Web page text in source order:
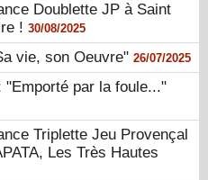
Doublette JP à Saint
! 30/08/2025
vie, son Oeuvre" 26/07/2025
"Emporté par la foule..."
Triplette Jeu Provençal
Les Très Hautes